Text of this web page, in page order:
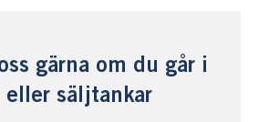
gärna om du går i
eller säljtankar